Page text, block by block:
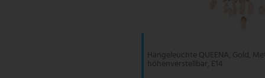
Hängeleuchte QUEENA, Gold,
höhenverstellbar, E14